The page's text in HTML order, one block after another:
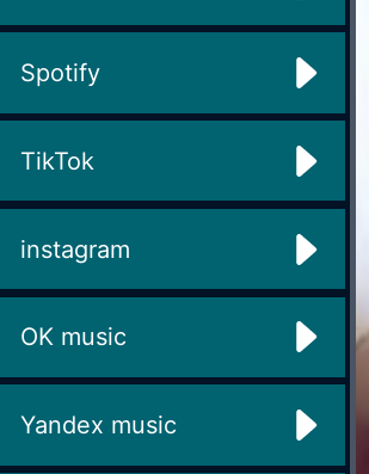
Spotify
TikTok
instagram
OK music
Yandex music